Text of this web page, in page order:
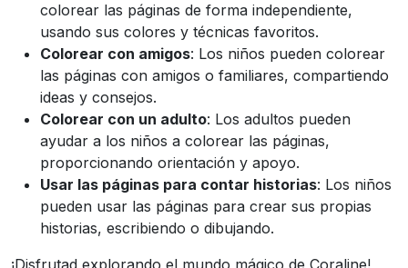
colorear las páginas de forma independiente,
usando sus colores y técnicas favoritos.
Colorear con amigos: Los niños pueden colorear
las páginas con amigos o familiares, compartiendo
ideas y consejos.
Colorear con un adulto: Los adultos pueden
ayudar a los niños a colorear las páginas,
proporcionando orientación y apoyo.
Usar las páginas para contar historias: Los niños
pueden usar las páginas para crear sus propias
historias, escribiendo o dibujando.